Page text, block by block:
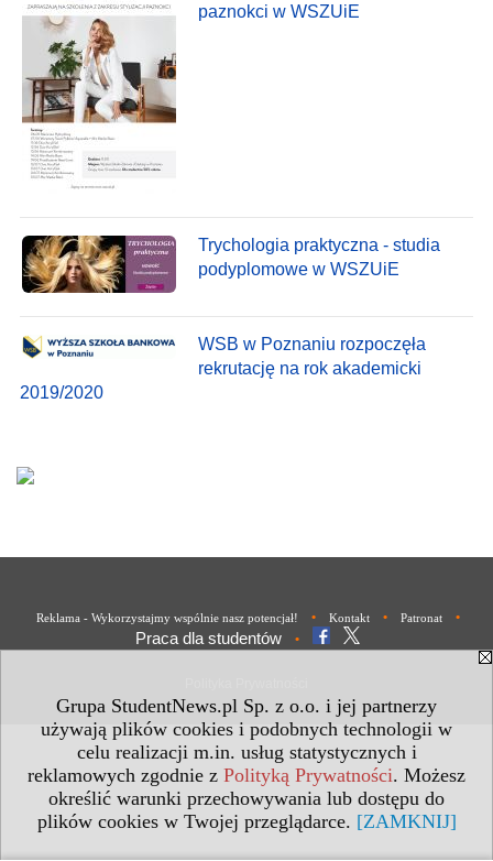
Grupa StudentNews.pl Sp. z o.o. i jej partnerzy
używają plików cookies i podobnych technologii w
celu realizacji m.in. usług statystycznych i
reklamowych zgodnie z Polityką Prywatności. Możesz
określić warunki przechowywania lub dostępu do
plików cookies w Twojej przeglądarce. [ZAMKNIJ]
paznokci w WSZUiE
Trychologia praktyczna - studia
podyplomowe w WSZUiE
WSB w Poznaniu rozpoczęła
rekrutację na rok akademicki
2019/2020
Reklama - Wykorzystajmy wspólnie nasz potencjał! • Kontakt • Patronat •
Praca dla studentów •